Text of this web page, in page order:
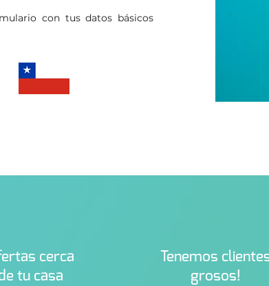
con tus datos básicos
cerca
tu casa
Tenemos
grosos!